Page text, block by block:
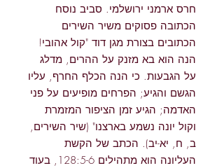
חרס ארמני ירושלמי. סביב נוסח
הכתובה פסוקים משיר השירים
הכתובים בצורת מגן דוד "קול אהובי!
הנה הוא בא מזנק על ההרים, מדלג
על הגבעות. כי הנה הכלף החרף, עליו
הגשם והגיע; הפרחים מופיעים על פני
האדמה; הגיע זמן הציפור המזמרת
וקול יונה נשמע בארצנו" (שיר השירים,
ב, ח, יא-יב). הכתב של הקשת
העליונה הוא מתהילים 128:5-6, בעוד